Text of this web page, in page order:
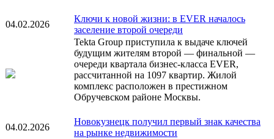
04.02.2026
Ключи к новой жизни: в EVER началось
заселение второй очереди
Tekta Group приступила к выдаче ключей
будущим жителям второй — финальной —
очереди квартала бизнес-класса EVER,
рассчитанной на 1097 квартир. Жилой
комплекс расположен в престижном
Обручевском районе Москвы.
04.02.2026
Новокузнецк получил первый знак качества
на рынке недвижимости